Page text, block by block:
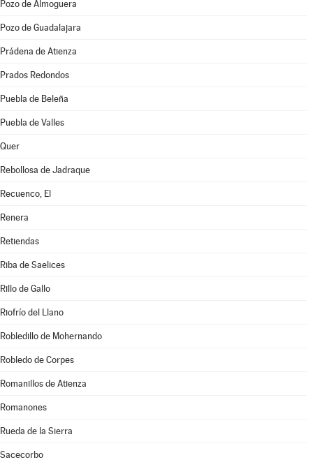
Pozo de Almoguera
Pozo de Guadalajara
Prádena de Atienza
Prados Redondos
Puebla de Beleña
Puebla de Valles
Quer
Rebollosa de Jadraque
Recuenco, El
Renera
Retiendas
Riba de Saelices
Rillo de Gallo
Riofrío del Llano
Robledillo de Mohernando
Robledo de Corpes
Romanillos de Atienza
Romanones
Rueda de la Sierra
Sacecorbo